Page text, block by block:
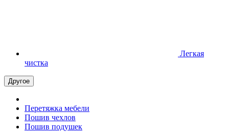
Легкая
чистка
Другое
Перетяжка мебели
Пошив чехлов
Пошив подушек